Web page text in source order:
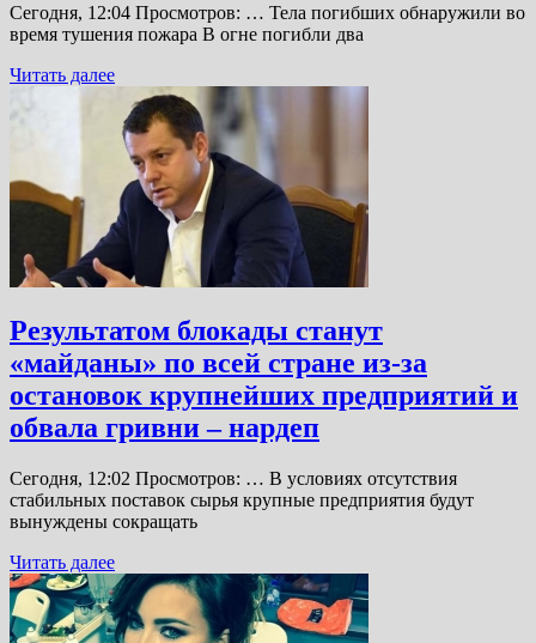
Сегодня, 12:04 Просмотров: … Тела погибших обнаружили во
время тушения пожара В огне погибли два
Читать далее
Результатом блокады станут
«майданы» по всей стране из-за
остановок крупнейших предприятий и
обвала гривни – нардеп
Сегодня, 12:02 Просмотров: … В условиях отсутствия
стабильных поставок сырья крупные предприятия будут
вынуждены сокращать
Читать далее